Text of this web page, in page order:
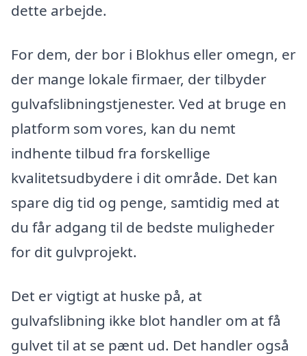
dette arbejde.
For dem, der bor i Blokhus eller omegn, er
der mange lokale firmaer, der tilbyder
gulvafslibningstjenester. Ved at bruge en
platform som vores, kan du nemt
indhente tilbud fra forskellige
kvalitetsudbydere i dit område. Det kan
spare dig tid og penge, samtidig med at
du får adgang til de bedste muligheder
for dit gulvprojekt.
Det er vigtigt at huske på, at
gulvafslibning ikke blot handler om at få
gulvet til at se pænt ud. Det handler også